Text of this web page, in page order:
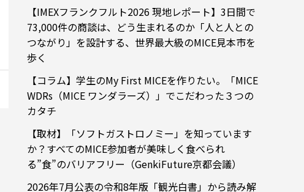
【IMEXフランクフルト2026 現地レポート】3日間で
73,000件の商談は、どう生まれるのか「人と人との
つながり」を設計する、世界最大級のMICE見本市を
歩く
【コラム】学生のMy First MICEを作りたい。「MICE
WDRs（MICE ワンダラーズ）」でこだわった３つの
カタチ
【取材】「ソフトガストロノミー」を知っています
か？すべてのMICE参加者が美味しく食べられ
る”食”のバリアフリー（GenkiFuture京都会議）
2026年7月公表の令和8年版「観光白書」から読み解